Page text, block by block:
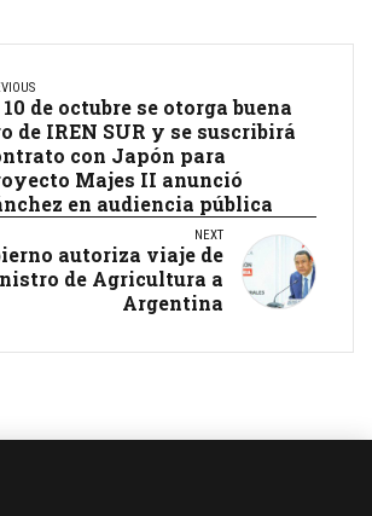
de octubre se otorga buena
de IREN SUR y se suscribirá
con Japón para
Majes II anunció
en audiencia pública
NEXT
autoriza viaje de
de Agricultura a
Argentina